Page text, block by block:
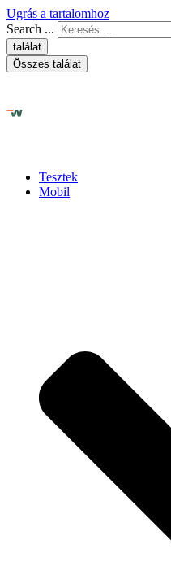
Ugrás a tartalomhoz
Search ...
találat
Összes találat
Tesztek
Mobil